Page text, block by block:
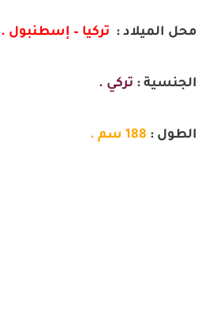
محل الميلاد : تركيا – إسطنبول .
الجنسية : تركي .
الطول : 188 سم .